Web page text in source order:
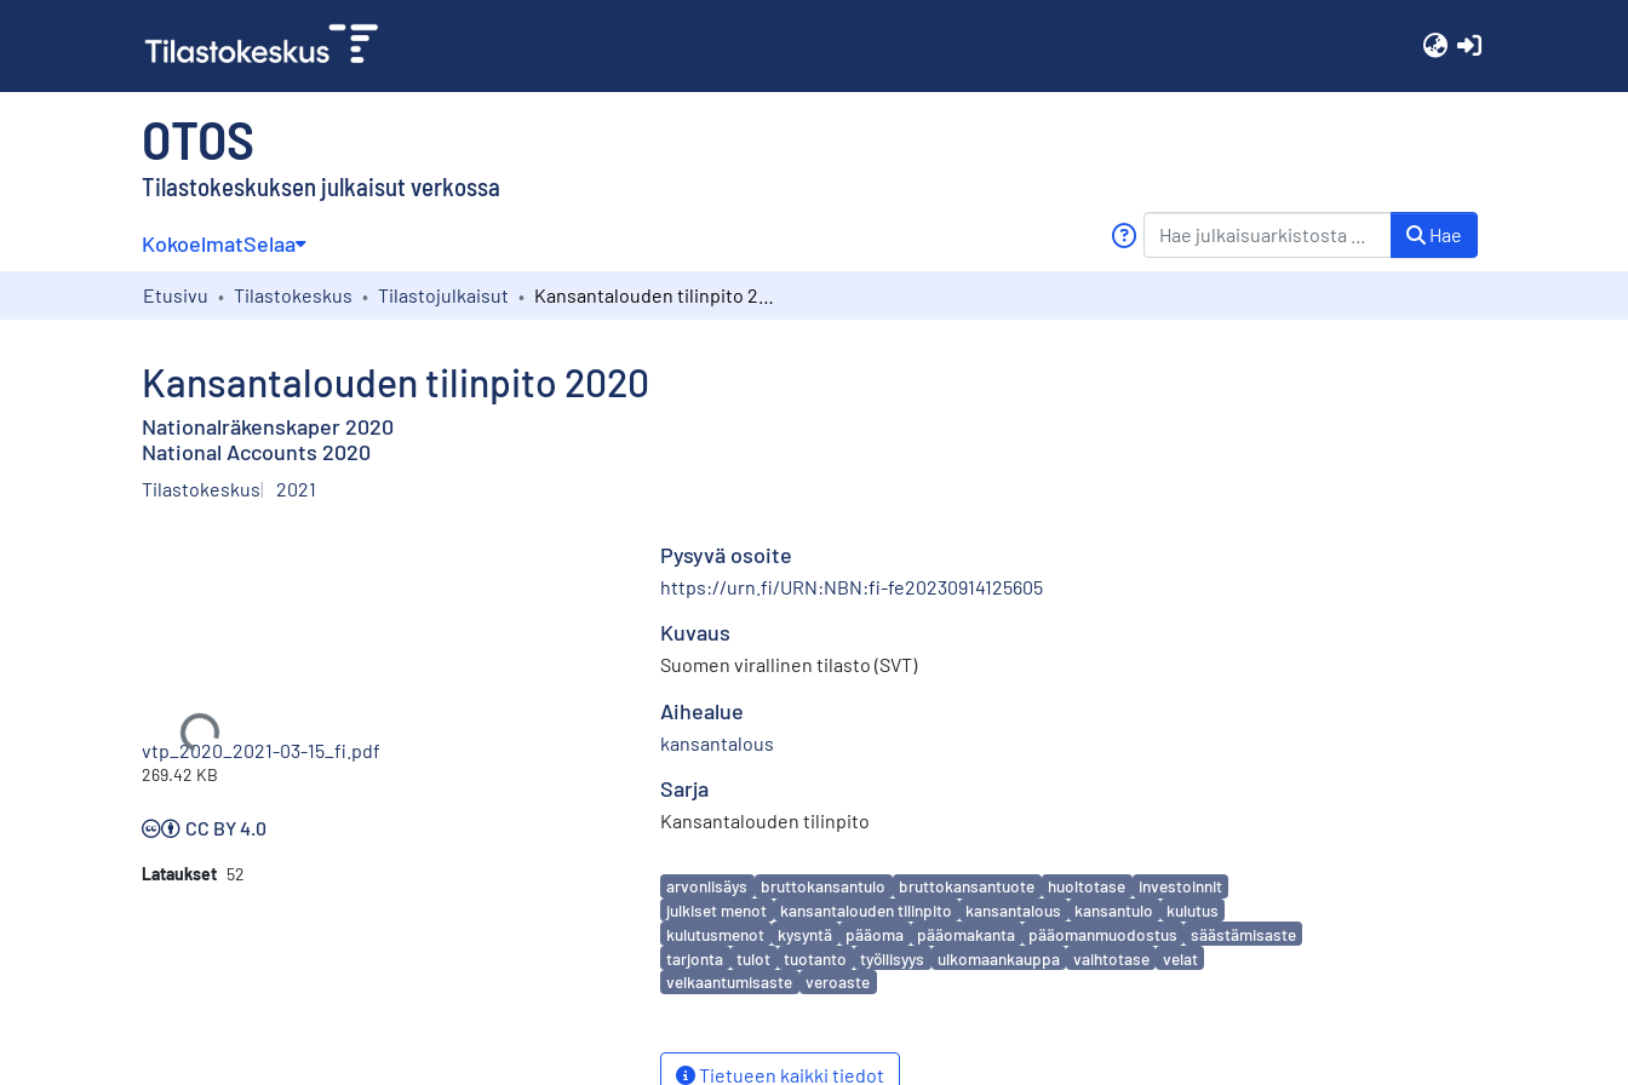
OTOS
Tilastokeskuksen julkaisut verkossa
KokoelmatSelaa Hae
Etusivu Tilastokeskus Tilastojulkaisut
Kansantalouden tilinpito 2020
Nationalräkenskaper 2020
National Accounts 2020
Tilastokeskus 2021
Ladataan...
vtp_2020_2021-03-15_fi.pdf
269.42 KB
CC BY 4.0
Lataukset 52
Pysyvä osoite
https://urn.fi/URN:NBN:fi-fe20230914125605
Kuvaus
Suomen virallinen tilasto (SVT)
Aihealue
kansantalous
Sarja
Kansantalouden tilinpito
Avainsanat
arvonlisäys bruttokansantulo bruttokansantuote huoltotase
investoinnit
julkiset menot
kansantalouden tilinpito kansantalous kansantulo
kulutus
kulutusmenot
kysyntä pääoma pääomakanta pääomanmuodostus
säästämisaste
tarjonta
tulot tuotanto työllisyys ulkomaankauppa vaihtotase
velat
velkaantumisaste
veroaste
Tietueen kaikki tiedot